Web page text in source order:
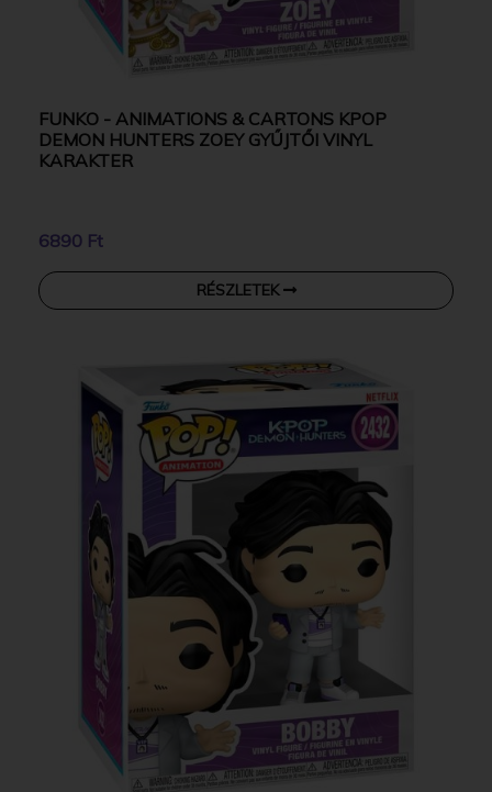
FUNKO - ANIMATIONS & CARTONS KPOP
DEMON HUNTERS ZOEY GYŰJTŐI VINYL
KARAKTER
6890 Ft
RÉSZLETEK